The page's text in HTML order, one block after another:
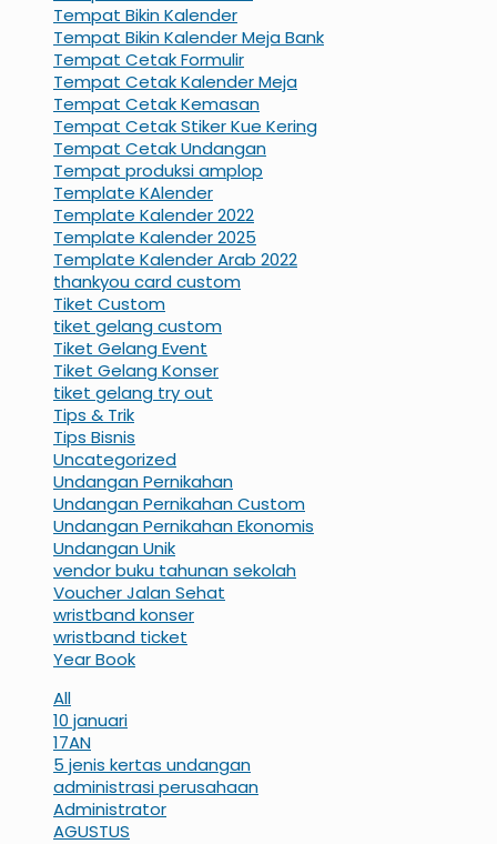
Tempat Bikin Kalender
Tempat Bikin Kalender Meja Bank
Tempat Cetak Formulir
Tempat Cetak Kalender Meja
Tempat Cetak Kemasan
Tempat Cetak Stiker Kue Kering
Tempat Cetak Undangan
Tempat produksi amplop
Template KAlender
Template Kalender 2022
Template Kalender 2025
Template Kalender Arab 2022
thankyou card custom
Tiket Custom
tiket gelang custom
Tiket Gelang Event
Tiket Gelang Konser
tiket gelang try out
Tips & Trik
Tips Bisnis
Uncategorized
Undangan Pernikahan
Undangan Pernikahan Custom
Undangan Pernikahan Ekonomis
Undangan Unik
vendor buku tahunan sekolah
Voucher Jalan Sehat
wristband konser
wristband ticket
Year Book
All
10 januari
17AN
5 jenis kertas undangan
administrasi perusahaan
Administrator
AGUSTUS